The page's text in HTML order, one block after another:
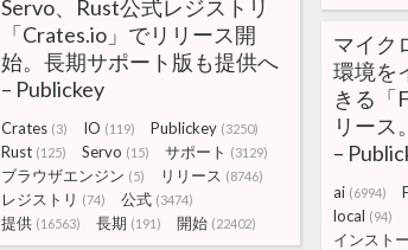
Servo、Rust公式レジストリ
「Crates.io」でリリース開
始。長期サポート版も提供へ
– Publickey
Crates (3) IO (119) Publickey (3250)
Rust (125) Servo (15) サポート (3129)
ブラウザエンジン (5) リリース (8746)
レジストリ (74) 公式 (3474)
提供 (16563) 長期 (191) 開始 (22402)
マイク
環境を
きる「
リース
–
ai (6994)
local (94)
インスト